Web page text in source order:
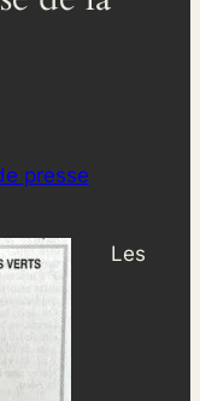
presse
Les